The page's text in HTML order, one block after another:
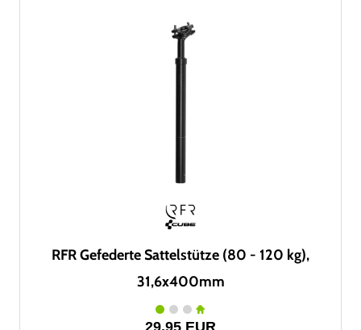
RFR Gefederte Sattelstütze (80 - 120 kg),
31,6x400mm
29,95 EUR